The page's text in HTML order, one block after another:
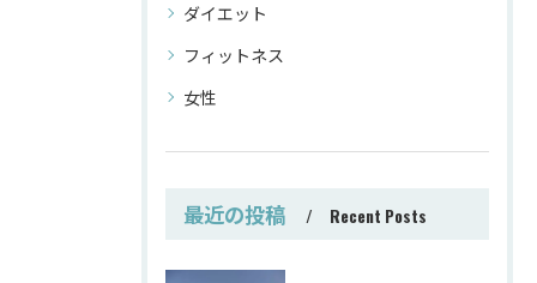
ダイエット
フィットネス
女性
最近の投稿 Recent Posts